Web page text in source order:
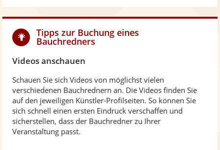
Tipps zur Buchung eines
Bauchredners
Videos anschauen
Schauen Sie sich Videos von möglichst vielen
verschiedenen Bauchrednern an. Die Videos finden Sie
auf den jeweiligen Künstler-Profilseiten. So können Sie
sich schnell einen ersten Eindruck verschaffen und
sicherstellen, dass der Bauchredner zu Ihrer
Veranstaltung passt.